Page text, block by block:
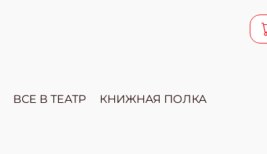
ВСЕ В ТЕАТР КНИЖНАЯ ПОЛКА